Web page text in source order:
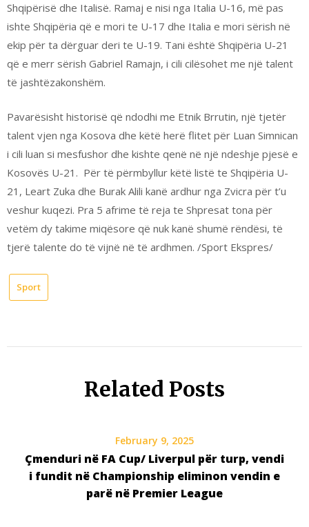
Shqipërisë dhe Italisë. Ramaj e nisi nga Italia U-16, më pas
ishte Shqipëria që e mori te U-17 dhe Italia e mori sërish në
ekip për ta dërguar deri te U-19. Tani është Shqipëria U-21
që e merr sërish Gabriel Ramajn, i cili cilësohet me një talent
të jashtëzakonshëm.
Pavarësisht historisë që ndodhi me Etnik Brrutin, një tjetër
talent vjen nga Kosova dhe këtë herë flitet për Luan Simnican
i cili luan si mesfushor dhe kishte qenë në një ndeshje pjesë e
Kosovës U-21. Për të përmbyllur këtë listë te Shqipëria U-
21, Leart Zuka dhe Burak Alili kanë ardhur nga Zvicra për t’u
veshur kuqezi. Pra 5 afrime të reja te Shpresat tona për
vetëm dy takime miqësore që nuk kanë shumë rëndësi, të
tjerë talente do të vijnë në të ardhmen. /Sport Ekspres/
Sport
Related Posts
February 9, 2025
Çmenduri në FA Cup/ Liverpul për turp, vendi
i fundit në Championship eliminon vendin e
parë në Premier League